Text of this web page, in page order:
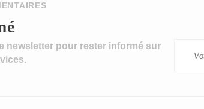
newsletter pour rester informé sur